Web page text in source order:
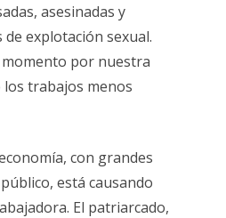
asesinadas y
explotación sexual.
por nuestra
los trabajos menos
con grandes
está causando
El patriarcado,